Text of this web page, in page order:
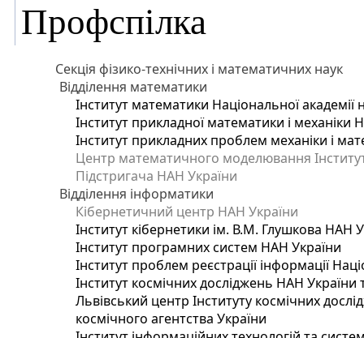
Профспілка
Секція фізико-технічних і математичних наук
Відділення математики
Інститут математики Національної академії
Інститут прикладної математики і механіки
Інститут прикладних проблем механіки і
Центр математичного моделювання
Підстригача НАН України
Відділення інформатики
Кібернетичний центр НАН України
Інститут кібернетики ім. В.М. Глушкова НАН
Інститут програмних систем НАН України
Інститут проблем реєстрації інформації
Інститут космічних досліджень НАН України
Львівський центр Інституту космічних
космічного агентства України